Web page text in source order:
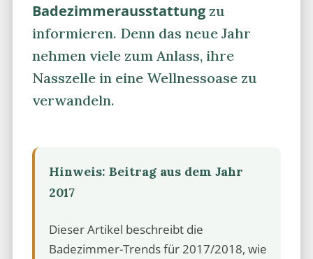
Badezimmerausstattungzu
informieren. Denn das neue Jahr
nehmen viele zum Anlass, ihre
Nasszelle in eine Wellnessoase zu
verwandeln.
Hinweis: Beitrag aus dem Jahr
2017
Dieser Artikel beschreibt die
Badezimmer-Trends für 2017/2018, wie